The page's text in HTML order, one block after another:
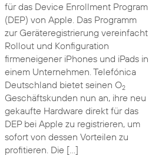
für das Device Enrollment Program
(DEP) von Apple. Das Programm
zur Geräteregistrierung vereinfacht
Rollout und Konfiguration
firmeneigener iPhones und iPads in
einem Unternehmen. Telefónica
Deutschland bietet seinen O2
Geschäftskunden nun an, ihre neu
gekaufte Hardware direkt für das
DEP bei Apple zu registrieren, um
sofort von dessen Vorteilen zu
profitieren. Die […]